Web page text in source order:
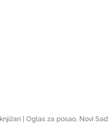
| Oglas za posao, Novi Sad